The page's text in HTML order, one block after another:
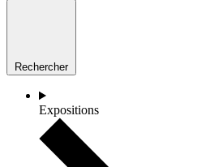
Rechercher
Expositions